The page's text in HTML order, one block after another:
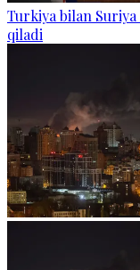
Turkiya bilan
qiladi